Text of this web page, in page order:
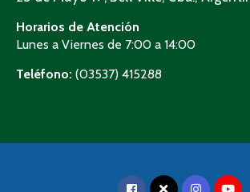
Horarios de Atención
Lunes a Viernes de 7:00 a 14:00
Teléfono: (03537) 415288